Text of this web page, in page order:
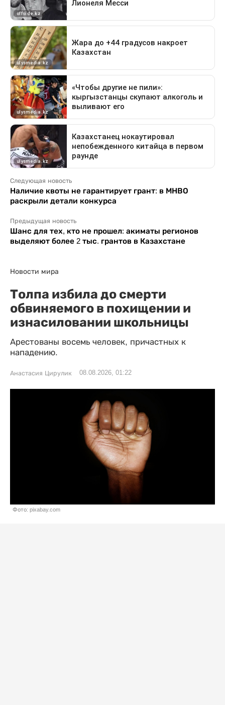
Следующая новость
Наличие квоты не гарантирует грант: в МНВО
раскрыли детали конкурса
Предыдущая новость
Шанс для тех, кто не прошел: акиматы регионов
выделяют более 2 тыс. грантов в Казахстане
Новости мира
Толпа избила до смерти
обвиняемого в похищении и
изнасиловании школьницы
Арестованы восемь человек, причастных к
нападению.
Анастасия Цирулик 08.08.2026, 01:22
Фото: pixabay.com